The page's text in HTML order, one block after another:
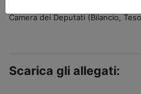
Camera dei Deputati (Bilancio,
Scarica gli allegati: